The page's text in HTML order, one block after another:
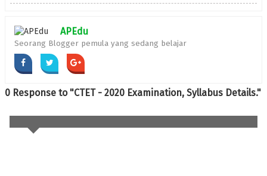
APEdu
Seorang Blogger pemula yang sedang belajar
0 Response to "CTET - 2020 Examination, Syllabus Details."